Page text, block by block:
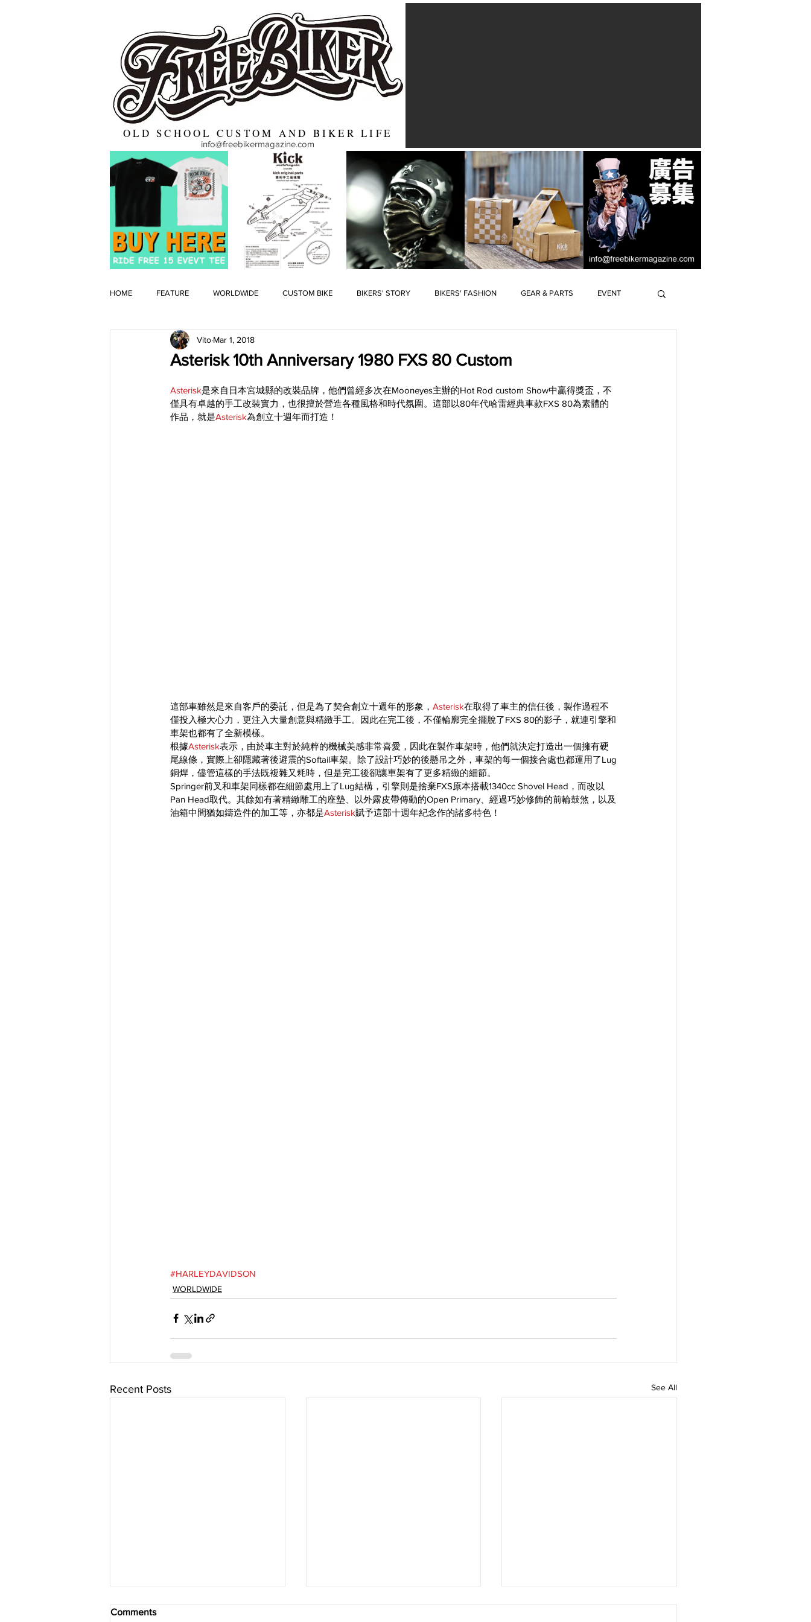
OLD SCHOOL CUSTOM AND BIKER LIFE
info@freebikermagazine.com
HOME FEATURE WORLDWIDE CUSTOM BIKE BIKERS' STORY BIKERS' FASHION GEAR & PARTS EVENT
OLD TIMER
Asterisk 10th Anniversary 1980 FXS 80 Custom
Vito Mar 1, 2018
Asterisk是來自日本宮城縣的改裝品牌，他們曾經多次在Mooneyes主辦的Hot Rod custom Show中贏得獎盃，不
僅具有卓越的手工改裝實力，也很擅於營造各種風格和時代氛圍。這部以80年代哈雷經典車款FXS 80為素體的
作品，就是Asterisk為創立十週年而打造！
這部車雖然是來自客戶的委託，但是為了契合創立十週年的形象， Asterisk在取得了車主的信任後，製作過程不
僅投入極大心力，更注入大量創意與精緻手工。因此在完工後，不僅輪廓完全擺脫了FXS 80的影子，就連引擎和
車架也都有了全新模樣。
根據Asterisk表示，由於車主對於純粹的機械美感非常喜愛，因此在製作車架時，他們就決定打造出一個擁有硬
尾線條，實際上卻隱藏著後避震的Softail車架。除了設計巧妙的後懸吊之外，車架的每一個接合處也都運用了Lug
銅焊，儘管這樣的手法既複雜又耗時，但是完工後卻讓車架有了更多精緻的細節。
Springer前叉和車架同樣都在細節處用上了Lug結構，引擎則是捨棄FXS原本搭載1340cc Shovel Head，而改以
Pan Head取代。其餘如有著精緻雕工的座墊、以外露皮帶傳動的Open Primary、經過巧妙修飾的前輪鼓煞，以及
油箱中間猶如鑄造件的加工等，亦都是Asterisk賦予這部十週年紀念作的諸多特色！
#HARLEYDAVIDSON
WORLDWIDE
Recent Posts See All
Comments